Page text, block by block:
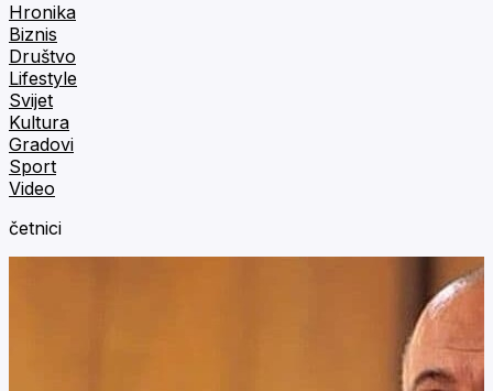
Hronika
Biznis
Društvo
Lifestyle
Svijet
Kultura
Gradovi
Sport
Video
četnici